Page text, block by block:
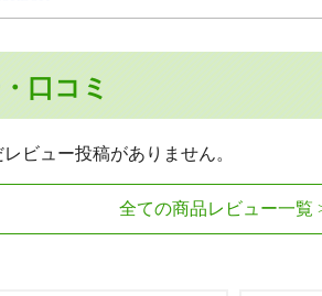
口コミ
ビュー投稿がありません。
全ての商品レビュー一覧